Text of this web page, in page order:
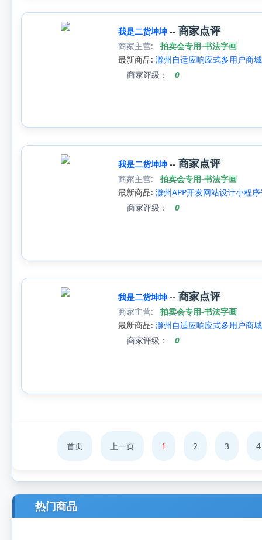
我是二货坤坤 -- 商家点评
商家主营:
拍卖会专用-书法字画
最新商品: 滁州自适应响应式多用户商
商家评级：
0
我是二货坤坤 -- 商家点评
商家主营:
拍卖会专用-书法字画
最新商品: 滁州APP开发网站设计小程
商家评级：
0
我是二货坤坤 -- 商家点评
商家主营:
拍卖会专用-书法字画
最新商品: 滁州自适应响应式多用户商
商家评级：
0
首页 上一页 1 2 3 4
热门商品